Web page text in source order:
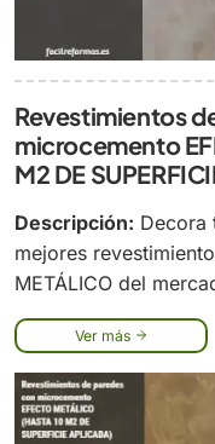
Revestimientos
microcemento
M2 DE
Descripción: Decora
mejores
METÁLICO del
Ver más